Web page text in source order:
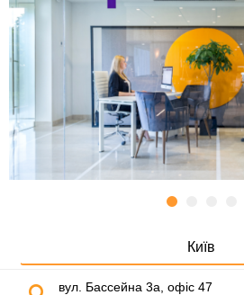
Київ
вул. Бассейна 3а, офіс 47